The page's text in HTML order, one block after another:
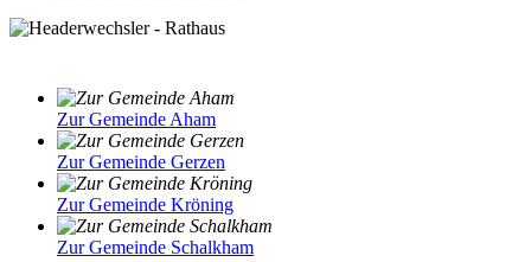
Zur Gemeinde Aham
Zur Gemeinde Gerzen
Zur Gemeinde Kröning
Zur Gemeinde Schalkham